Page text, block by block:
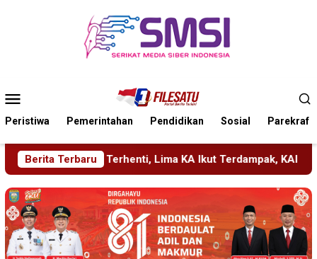
Mobile
Peristiwa Pemerintahan Pendidikan Sosial Parekraf
Berita Terbaru
KA Ikut Terdampak, KAI Daop 7 Gerak Cepat Pulihkan